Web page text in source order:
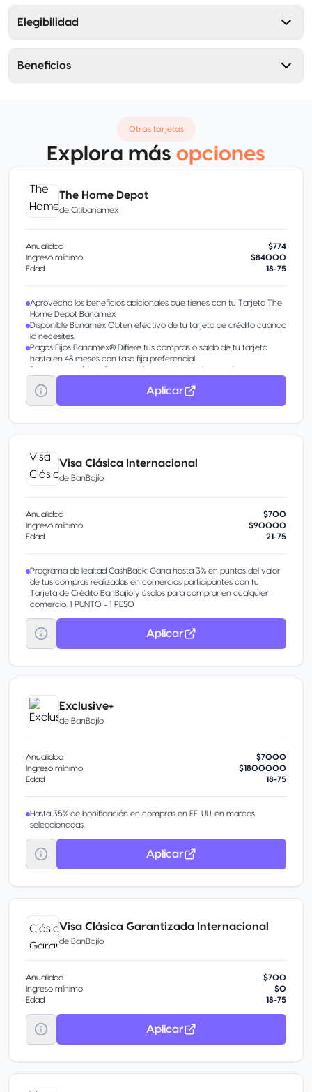
Elegibilidad
Beneficios
Otras tarjetas
Explora más opciones
The Home Depot
de Citibanamex
Anualidad
$774
Ingreso mínimo
$84000
Edad
18-75
Aprovecha los beneficios adicionales que tienes con tu Tarjeta The
Home Depot Banamex
Disponible Banamex Obtén efectivo de tu tarjeta de crédito cuando
lo necesites.
Pagos Fijos Banamex® Difiere tus compras o saldo de tu tarjeta
hasta en 48 meses con tasa fija preferencial.
Pagos automáticos Despreocúpate y ahorra tiempo al pagar tus
servicios con cargo recurrente a tu Tarjeta.
Protégete con los seguros Mastercard sin costo
Master Seguro de Viajes TM Hasta 75,000 USD para cuidar tu
Protección de compras Hasta 200 USD de cobertura por incidente
o daño, si tus artículos nuevos requieren reemplazo o reparación.
efectivo con tasa preferencial. Beneficio por invitación.
Pagos Fijos Banamex® Parcializa tus compras o saldo con una tasa
preferencial.
Aumenta tu línea de crédito Obtén más en tu tarjeta por tu buen
historial.
Aplicar
Visa Clásica Internacional
de BanBajío
Anualidad
$700
Ingreso mínimo
$90000
Edad
21-75
Programa de lealtad CashBack: Gana hasta 3% en puntos del valor
de tus compras realizadas en comercios participantes con tu
Tarjeta de Crédito BanBajío y úsalos para comprar en cualquier
comercio. 1 PUNTO = 1 PESO
Aplicar
Exclusive+
de BanBajío
Anualidad
$7000
Ingreso mínimo
$1800000
Edad
18-75
Hasta 35% de bonificación en compras en EE. UU. en marcas
seleccionadas.
Aplicar
Visa Clásica Garantizada Internacional
de BanBajío
Anualidad
$700
Ingreso mínimo
$0
Edad
18-75
Aplicar